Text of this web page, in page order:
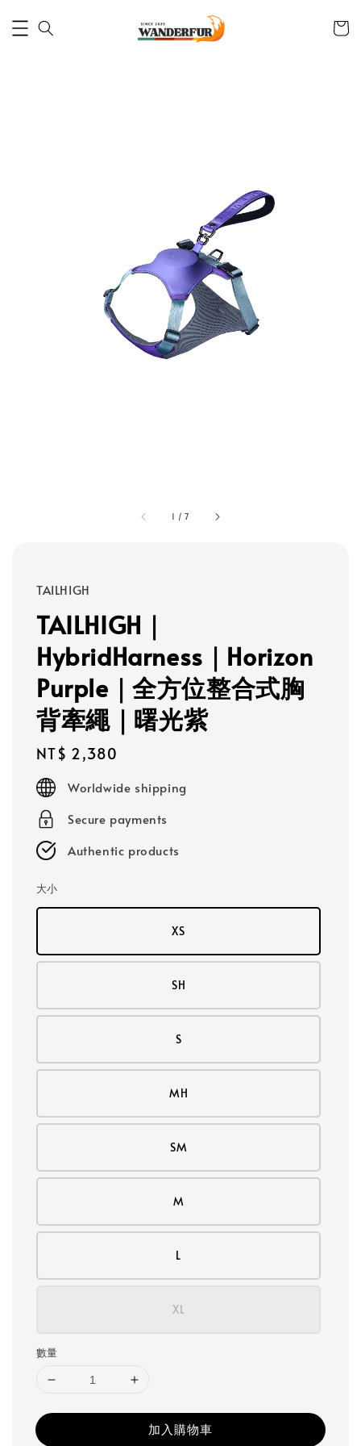
1 /7
TAILHIGH
TAILHIGH｜
HybridHarness｜Horizon
Purple｜全方位整合式胸
背牽繩｜曙光紫
Regular
price
NT$ 2,380
Worldwide shipping
Secure payments
Authentic products
大小
XS
SH
S
MH
SM
M
L
XL
數量
加入購物車